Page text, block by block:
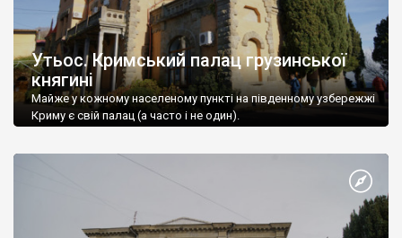
Утьос. Кримський палац грузинської
княгині
Майже у кожному населеному пункті на південному узбережжі
Криму є свій палац (а часто і не один).